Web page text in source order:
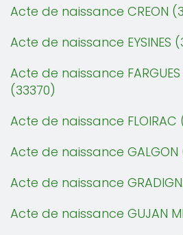
Acte de naissance CREON
Acte de naissance EYSINES
Acte de naissance FARGUES
(33370)
Acte de naissance FLOIRAC
Acte de naissance GALGON
Acte de naissance
Acte de naissance GUJAN